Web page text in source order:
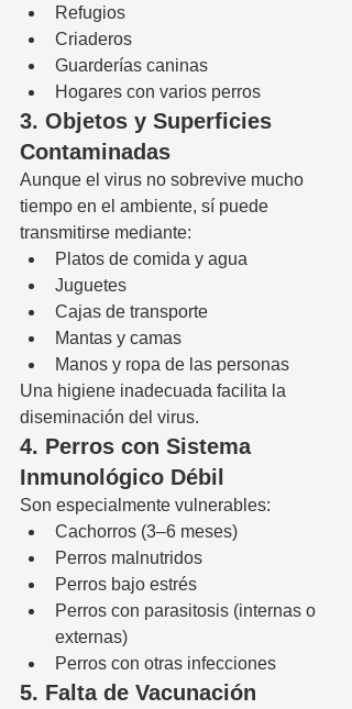
Refugios
Criaderos
Guarderías caninas
Hogares con varios perros
3. Objetos y Superficies
Contaminadas
Aunque el virus no sobrevive mucho
tiempo en el ambiente, sí puede
transmitirse mediante:
Platos de comida y agua
Juguetes
Cajas de transporte
Mantas y camas
Manos y ropa de las personas
Una higiene inadecuada facilita la
diseminación del virus.
4. Perros con Sistema
Inmunológico Débil
Son especialmente vulnerables:
Cachorros (3–6 meses)
Perros malnutridos
Perros bajo estrés
Perros con parasitosis (internas o
externas)
Perros con otras infecciones
5. Falta de Vacunación